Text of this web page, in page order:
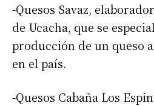
-Quesos Savaz,
de Ucacha, que se
producción de un queso
en el país.
-Quesos Cabaña Los